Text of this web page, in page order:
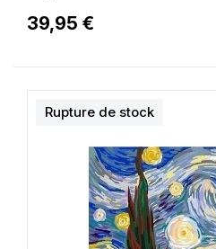
39,95 €
Rupture de stock